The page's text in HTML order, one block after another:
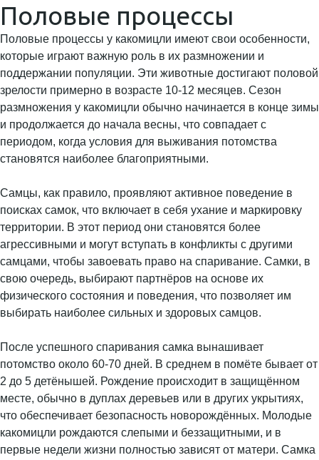
Половые процессы
Половые процессы у какомицли имеют свои особенности,
которые играют важную роль в их размножении и
поддержании популяции. Эти животные достигают половой
зрелости примерно в возрасте 10-12 месяцев. Сезон
размножения у какомицли обычно начинается в конце зимы
и продолжается до начала весны, что совпадает с
периодом, когда условия для выживания потомства
становятся наиболее благоприятными.
Самцы, как правило, проявляют активное поведение в
поисках самок, что включает в себя ухание и маркировку
территории. В этот период они становятся более
агрессивными и могут вступать в конфликты с другими
самцами, чтобы завоевать право на спаривание. Самки, в
свою очередь, выбирают партнёров на основе их
физического состояния и поведения, что позволяет им
выбирать наиболее сильных и здоровых самцов.
После успешного спаривания самка вынашивает
потомство около 60-70 дней. В среднем в помёте бывает от
2 до 5 детёнышей. Рождение происходит в защищённом
месте, обычно в дуплах деревьев или в других укрытиях,
что обеспечивает безопасность новорождённых. Молодые
какомицли рождаются слепыми и беззащитными, и в
первые недели жизни полностью зависят от матери. Самка